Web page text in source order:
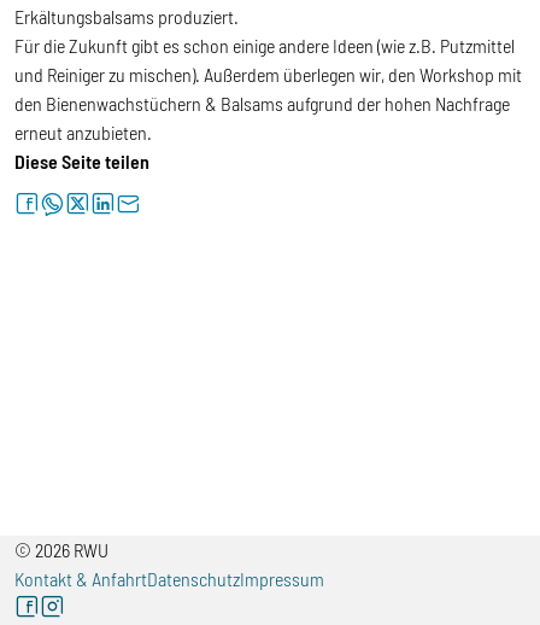
Erkältungsbalsams produziert.
Für die Zukunft gibt es schon einige andere Ideen (wie z.B. Putzmittel
und Reiniger zu mischen). Außerdem überlegen wir, den Workshop mit
den Bienenwachstüchern & Balsams aufgrund der hohen Nachfrage
erneut anzubieten.
Diese Seite teilen
facebookwhatsapptwitterlinkedinletter
© 2026 RWU
Kontakt & AnfahrtDatenschutzImpressum
facebookinstagram